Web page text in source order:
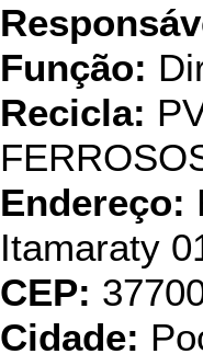
Função:
Recicla:
Endereço:
Itamaraty
CEP:
Cidade: